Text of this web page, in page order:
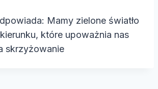
Mamy zielone światło
które upoważnia nas
skrzyżowanie